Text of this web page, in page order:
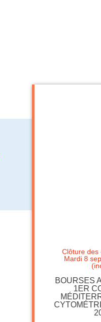
Clôture des
Mardi 8
BOURSES
1ER